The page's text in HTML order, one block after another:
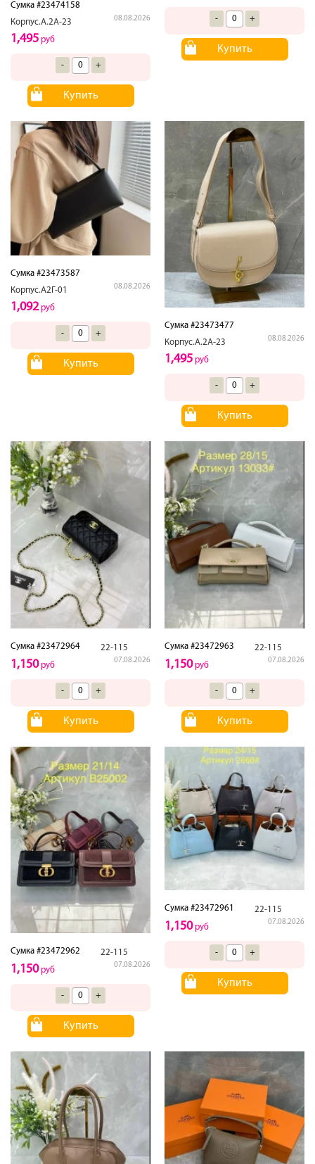
Сумка #23474158
Корпус.А.2А-23
08.08.2026
1,495 руб
- +
Купить
- +
Купить
Сумка #23473587
Корпус.А2Г-01
08.08.2026
1,092руб
- +
Купить
Сумка #23473477
Корпус.А.2А-23
08.08.2026
1,495 руб
- +
Купить
Сумка #23472964 22-115
07.08.2026
1,150руб
- +
Купить
Сумка #23472963 22-115
07.08.2026
1,150руб
- +
Купить
Сумка #23472962 22-115
07.08.2026
1,150руб
- +
Купить
Сумка #23472961 22-115
07.08.2026
1,150руб
- +
Купить